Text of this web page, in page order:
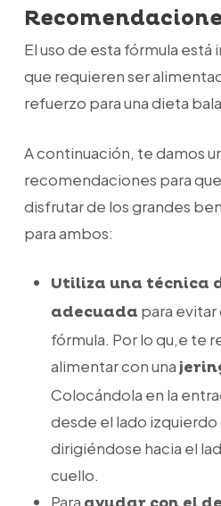
El uso de esta fórmula está
que requieren ser
refuerzo para una dieta
A continuación, te damos
recomendaciones para
disfrutar de los grandes
para ambos:
Utiliza una técnica
adecuada para evitar
fórmula. Por lo qu,e te
alimentar con una
Colocándola en la
desde el lado
dirigiéndose hacia el
cuello.
Para